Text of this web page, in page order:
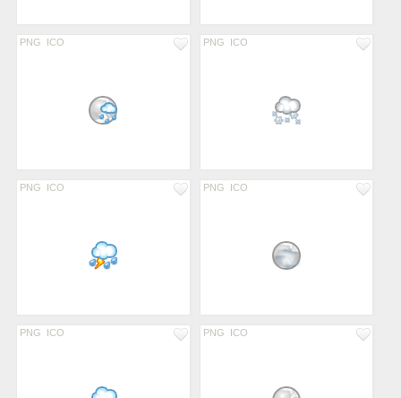
PNG ICO PNG ICO
PNG ICO PNG ICO
PNG ICO PNG ICO